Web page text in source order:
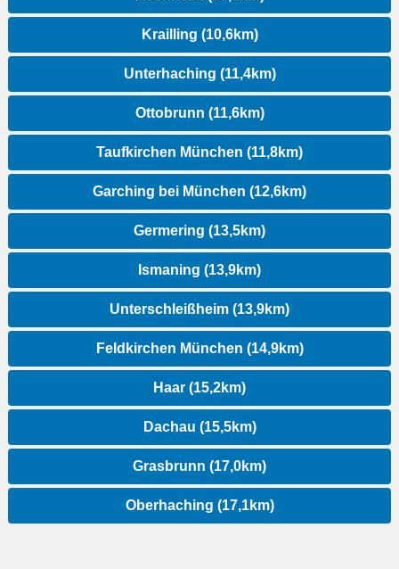
Krailling (10,6km)
Unterhaching (11,4km)
Ottobrunn (11,6km)
Taufkirchen München (11,8km)
Garching bei München (12,6km)
Germering (13,5km)
Ismaning (13,9km)
Unterschleißheim (13,9km)
Feldkirchen München (14,9km)
Haar (15,2km)
Dachau (15,5km)
Grasbrunn (17,0km)
Oberhaching (17,1km)